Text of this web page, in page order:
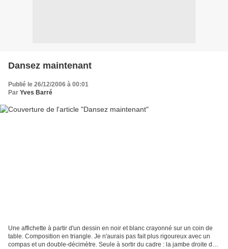
Dansez maintenant
Publié le 26/12/2006 à 00:01
Par Yves Barré
Une affichette à partir d'un dessin en noir et blanc crayonné sur un coin de
table. Composition en triangle. Je n'aurais pas fait plus rigoureux avec un
compas et un double-décimètre. Seule à sortir du cadre : la jambe droite du